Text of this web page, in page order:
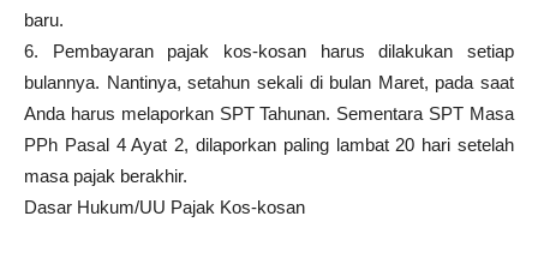
baru.
6. Pembayaran pajak kos-kosan harus dilakukan setiap
bulannya. Nantinya, setahun sekali di bulan Maret, pada saat
Anda harus melaporkan SPT Tahunan. Sementara SPT Masa
PPh Pasal 4 Ayat 2, dilaporkan paling lambat 20 hari setelah
masa pajak berakhir.
Dasar Hukum/UU Pajak Kos-kosan